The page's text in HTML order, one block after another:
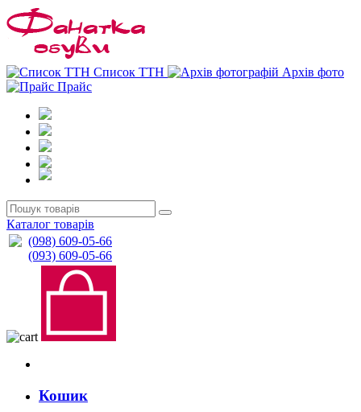
Список ТТН
Архів фото
Прайс
Каталог товарів
(098) 609-05-66
(093) 609-05-66
Кошик